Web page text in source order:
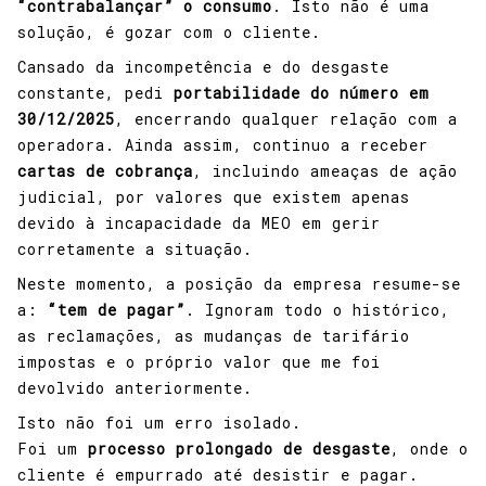
“contrabalançar” o consumo . Isto não é uma
solução, é gozar com o cliente.
Cansado da incompetência e do desgaste
constante, pedi portabilidade do número em
30/12/2025, encerrando qualquer relação com a
operadora. Ainda assim, continuo a receber
cartas de cobrança, incluindo ameaças de ação
judicial, por valores que existem apenas
devido à incapacidade da MEO em gerir
corretamente a situação.
Neste momento, a posição da empresa resume-se
a: “tem de pagar” . Ignoram todo o histórico,
as reclamações, as mudanças de tarifário
impostas e o próprio valor que me foi
devolvido anteriormente.
Isto não foi um erro isolado.
Foi um processo prolongado de desgaste, onde o
cliente é empurrado até desistir e pagar.